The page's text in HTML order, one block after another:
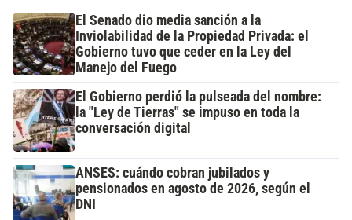
El Senado dio media sanción a la
Inviolabilidad de la Propiedad Privada: el
Gobierno tuvo que ceder en la Ley del
Manejo del Fuego
El Gobierno perdió la pulseada del nombre:
la "Ley de Tierras" se impuso en toda la
conversación digital
ANSES: cuándo cobran jubilados y
pensionados en agosto de 2026, según el
DNI